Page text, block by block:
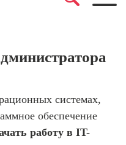
поисковой
продвижение
сайтов)
Профессия
системах,
обеспечение
работу в IT-